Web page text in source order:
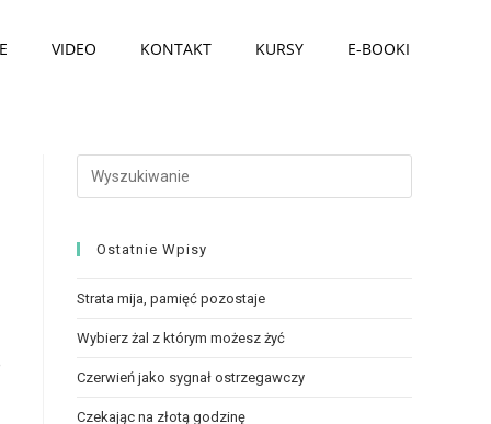
VIDEO KONTAKT KURSY E-BOOKI
Ostatnie Wpisy
Strata mija, pamięć pozostaje
Wybierz żal z którym możesz żyć
Czerwień jako sygnał ostrzegawczy
Czekając na złotą godzinę